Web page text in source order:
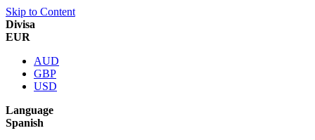
Skip to Content
Divisa
EUR
AUD
GBP
USD
Language
Spanish